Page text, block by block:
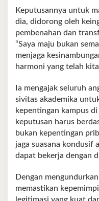
Keputusannya untuk
dia, didorong oleh
pembenahan dan
“Saya maju bukan
menjaga
harmoni yang telah
Ia mengajak seluruh
sivitas akademika
kepentingan kampus di
keputusan harus
bukan kepentingan
jaga suasana kondusif
dapat bekerja dengan
Dengan
memastikan
legitimasi yang kuat